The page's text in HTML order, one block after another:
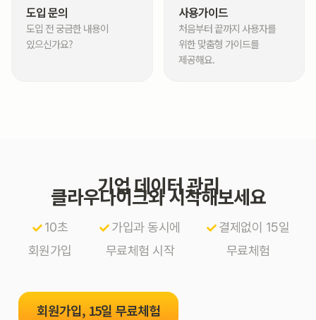
도입 문의
도입 전 궁금한 내용이
있으신가요?
사용가이드
처음부터 끝까지 사용자를
위한 맞춤형 가이드를
제공해요.
기업 데이터 관리
클라우다이크와 시작해보세요
10초
회원가입
가입과 동시에
무료체험 시작
결제없이 15일
무료체험
회원가입, 15일 무료체험